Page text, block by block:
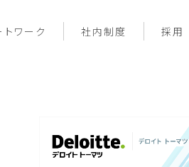
トワーク 社内制度 採用